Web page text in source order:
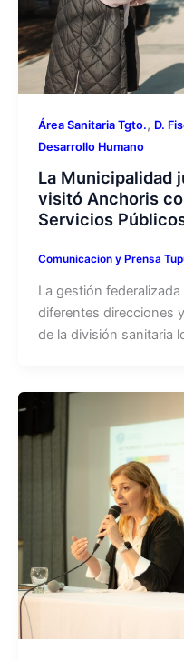
Área Sanitaria Tgto., D.
Desarrollo Humano
La Municipalidad
visitó Anchoris
Servicios
Comunicacion y Prensa
La gestión
diferentes direcciones
de la división sanitaria